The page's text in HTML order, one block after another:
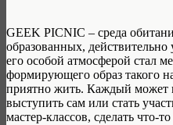
GEEK PICNIC – среда
образованных,
его особой атмосферой стал
формирующего образ такого
приятно жить. Каждый может
выступить сам или стать
мастер-классов, сделать что-